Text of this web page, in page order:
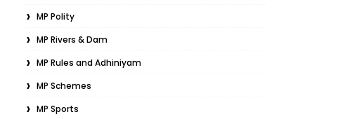
MP Polity
MP Rivers & Dam
MP Rules and Adhiniyam
MP Schemes
MP Sports